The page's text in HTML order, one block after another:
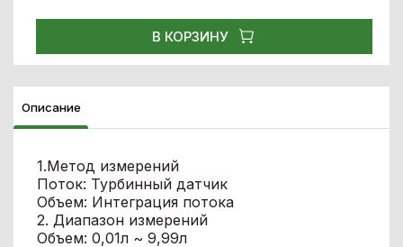
В КОРЗИНУ
Описание
1.Метод измерений
Поток: Турбинный датчик
Объем: Интеграция потока
2. Диапазон измерений
Объем: 0,01л ~ 9,99л